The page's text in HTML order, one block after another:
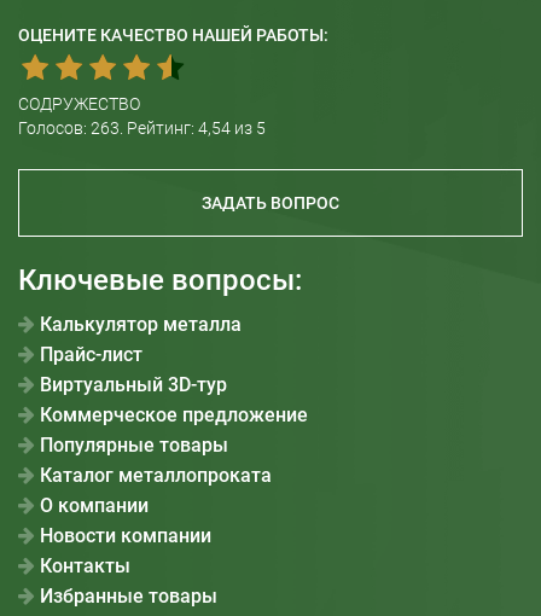
ОЦЕНИТЕ КАЧЕСТВО НАШЕЙ РАБОТЫ:
СОДРУЖЕСТВО
Голосов: 263 . Рейтинг: 4,54 из 5
ЗАДАТЬ ВОПРОС
Ключевые вопросы:
Калькулятор металла
Прайс-лист
Виртуальный 3D-тур
Коммерческое предложение
Популярные товары
Каталог металлопроката
О компании
Новости компании
Контакты
Избранные товары